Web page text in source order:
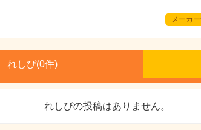
メーカ
れしぴ(0件)
れしぴの投稿はありません。